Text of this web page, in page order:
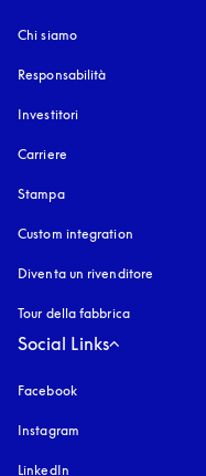
Chi siamo
Responsabilità
Investitori
Carriere
Stampa
Custom integration
Diventa un rivenditore
Tour della fabbrica
Social Links
Facebook
Instagram
LinkedIn